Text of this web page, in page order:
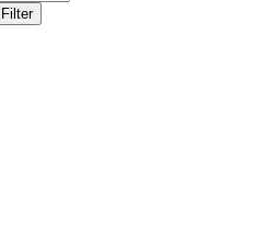
Filter